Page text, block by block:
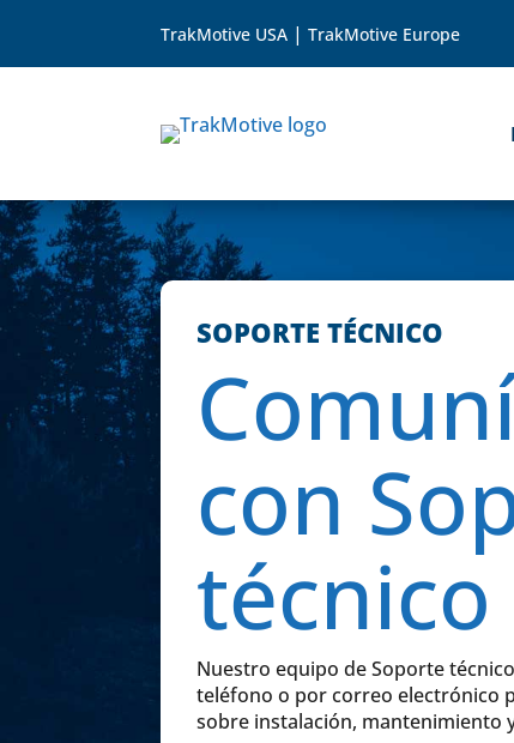
TrakMotive USA |TrakMotive Europe
SOPORTE TÉCNICO
con
técnico
Nuestro equipo de Soporte
teléfono o por correo electrónico
sobre instalación, mantenimiento